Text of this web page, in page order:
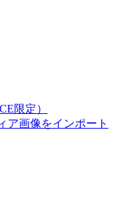
限定）
ア画像をインポート